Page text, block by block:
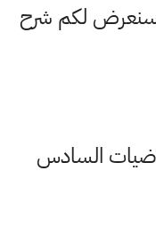
سنعرض لكم شرح
المقابلة ٢٠٢١ رياضيات السادس